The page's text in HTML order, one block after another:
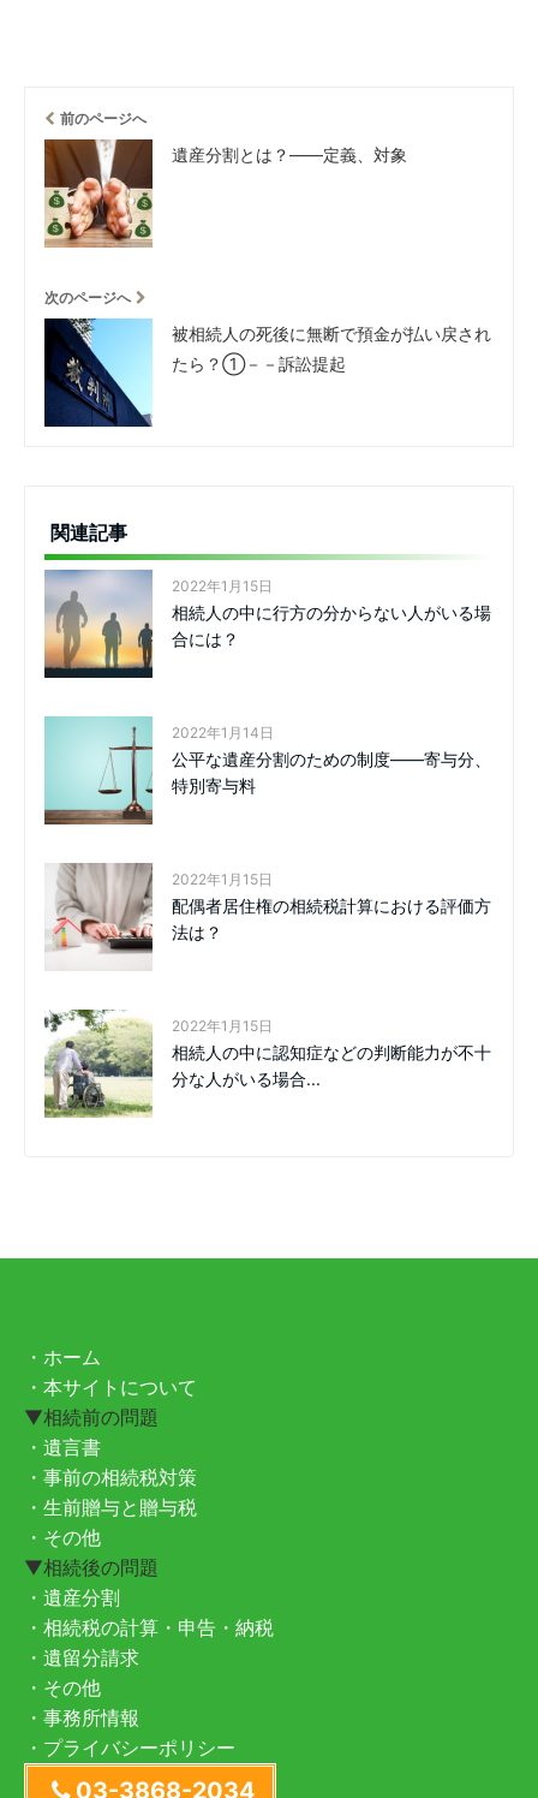
前のページへ
遺産分割とは？――定義、対象
次のページへ
被相続人の死後に無断で預金が払い戻され
たら？①－－訴訟提起
関連記事
2022年1月15日
相続人の中に行方の分からない人がいる場
合には？
2022年1月14日
公平な遺産分割のための制度――寄与分、
特別寄与料
2022年1月15日
配偶者居住権の相続税計算における評価方
法は？
2022年1月15日
相続人の中に認知症などの判断能力が不十
分な人がいる場合...
・ホーム
・本サイトについて
▼相続前の問題
・遺言書
・事前の相続税対策
・生前贈与と贈与税
・その他
▼相続後の問題
・遺産分割
・相続税の計算・申告・納税
・遺留分請求
・その他
・事務所情報
・プライバシーポリシー
03-3868-2034